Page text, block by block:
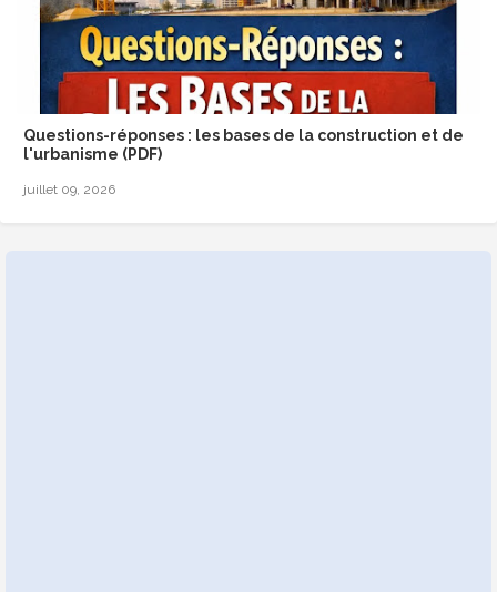
Questions-réponses : les bases de la construction et de
l'urbanisme (PDF)
juillet 09, 2026